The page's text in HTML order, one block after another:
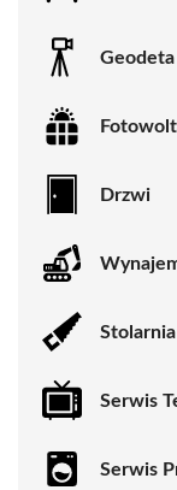
Geodeta
Drzwi
Stolarnia
Serwis
Serwis